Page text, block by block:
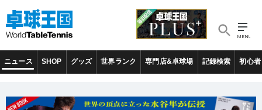
ニュース SHOP グッズ 世界ランク 専門店&卓球場 記録検索 初心者